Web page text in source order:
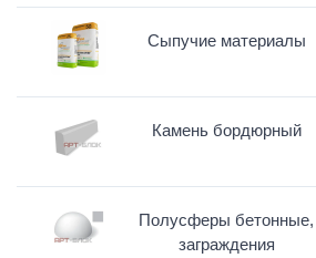
Сыпучие материалы
Камень бордюрный
Полусферы бетонные,
заграждения